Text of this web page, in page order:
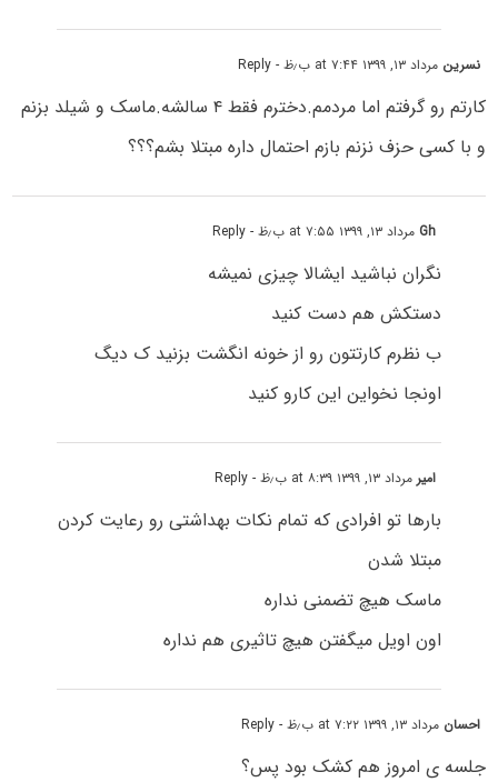
نسرین مرداد ۱۳, ۱۳۹۹ at ۷:۴۴ ب٫ظ - Reply
کارتم رو گرفتم اما مردمم.دخترم فقط ۴ سالشه.ماسک و شیلد بزنم
و با کسی حزف نزنم بازم احتمال داره مبتلا بشم؟؟؟
Gh مرداد ۱۳, ۱۳۹۹ at ۷:۵۵ ب٫ظ - Reply
نگران نباشید ایشالا چیزی نمیشه
دستکش هم دست کنید
ب نظرم کارتتون رو از خونه انگشت بزنید ک دیگ
اونجا نخواین این کارو کنید
امیر مرداد ۱۳, ۱۳۹۹ at ۸:۳۹ ب٫ظ - Reply
بارها تو افرادی که تمام نکات بهداشتی رو رعایت کردن
مبتلا شدن
ماسک هیچ تضمنی نداره
اون اویل میگفتن هیچ تاثیری هم نداره
احسان مرداد ۱۳, ۱۳۹۹ at ۷:۲۲ ب٫ظ - Reply
جلسه ی امروز هم کشک بود پس؟